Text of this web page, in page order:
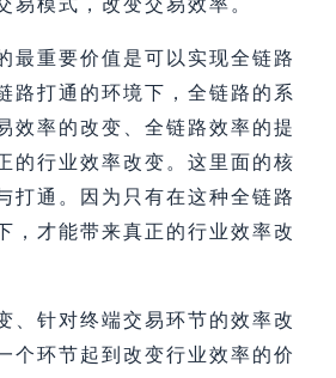
易模式，改变交易效率。
最重要价值是可以实现全链路
路打通的环境下，全链路的系
效率的改变、全链路效率的提
的行业效率改变。这里面的核
打通。因为只有在这种全链路
，才能带来真正的行业效率改
、针对终端交易环节的效率改
个环节起到改变行业效率的价